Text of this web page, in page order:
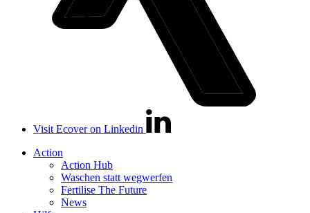
Visit Ecover on Linkedin
Action
Action Hub
Waschen statt wegwerfen
Fertilise The Future
News